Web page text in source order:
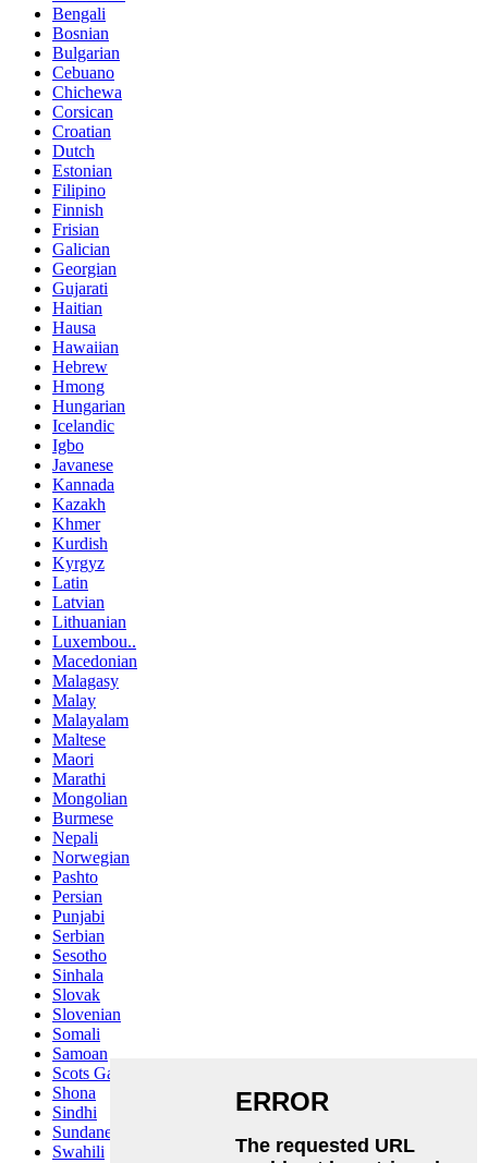
Bengali
Bosnian
Bulgarian
Cebuano
Chichewa
Corsican
Croatian
Dutch
Estonian
Filipino
Finnish
Frisian
Galician
Georgian
Gujarati
Haitian
Hausa
Hawaiian
Hebrew
Hmong
Hungarian
Icelandic
Igbo
Javanese
Kannada
Kazakh
Khmer
Kurdish
Kyrgyz
Latin
Latvian
Lithuanian
Luxembou..
Macedonian
Malagasy
Malay
Malayalam
Maltese
Maori
Marathi
Mongolian
Burmese
Nepali
Norwegian
Pashto
Persian
Punjabi
Serbian
Sesotho
Sinhala
Slovak
Slovenian
Somali
Samoan
Scots Gaelic
Shona
Sindhi
Sundanese
Swahili